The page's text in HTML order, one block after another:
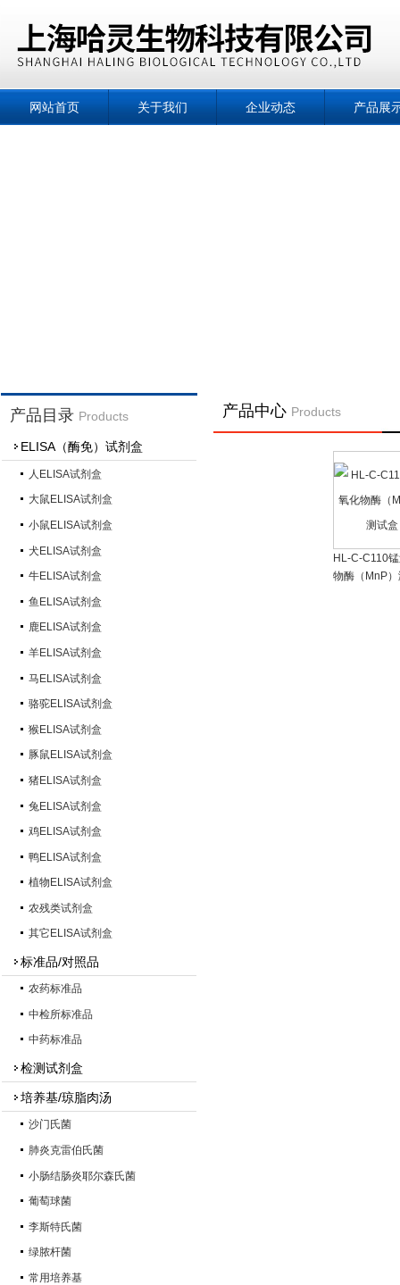
网站首页 关于我们 企业动态 产品展
产品目录 Products
ELISA（酶免）试剂盒
人ELISA试剂盒
大鼠ELISA试剂盒
小鼠ELISA试剂盒
犬ELISA试剂盒
牛ELISA试剂盒
鱼ELISA试剂盒
鹿ELISA试剂盒
羊ELISA试剂盒
马ELISA试剂盒
骆驼ELISA试剂盒
猴ELISA试剂盒
豚鼠ELISA试剂盒
猪ELISA试剂盒
兔ELISA试剂盒
鸡ELISA试剂盒
鸭ELISA试剂盒
植物ELISA试剂盒
农残类试剂盒
其它ELISA试剂盒
标准品/对照品
农药标准品
中检所标准品
中药标准品
检测试剂盒
培养基/琼脂肉汤
沙门氏菌
肺炎克雷伯氏菌
小肠结肠炎耶尔森氏菌
葡萄球菌
李斯特氏菌
绿脓杆菌
常用培养基
产品中心 Products
HL-C-C110
物酶（MnP